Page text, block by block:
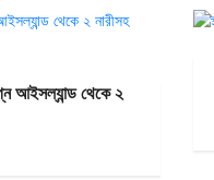
আইসল্যান্ড থেকে ২